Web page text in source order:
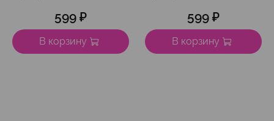
599 ₽
В корзину
599 ₽
В корзину